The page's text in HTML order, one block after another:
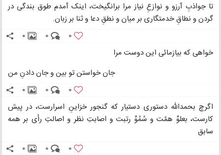
تا جواذبِ آرزو و نوازعِ نیاز مرا برانگیخت، اینک آمدم طوق بندگی در
گردن و نطاقِ خدمتگاری بر میان و نطقِ دعا و ثنا بر زبان.
0
0
0
خواهی که بیازمائی این دوست مرا
جان خواستن تو بین و جان دادنِ من
0
0
0
اگرچ بحمدالله دستوری دستیار که گنجور خزاینِ اسرارست، در پیش
کارست، بعلوِّ همّت و سُمُوِّ رتبت و اصابتِ نظر و اصالتِ رأی بر همه
سابق
0
0
0